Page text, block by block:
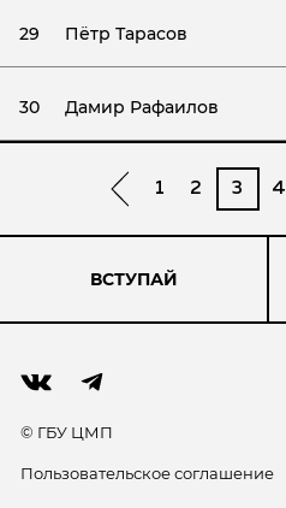
29 Пётр Тарасов
30 Дамир Рафаилов
1 2 3 4
ВСТУПАЙ
© ГБУ ЦМП
Пользовательское соглашение